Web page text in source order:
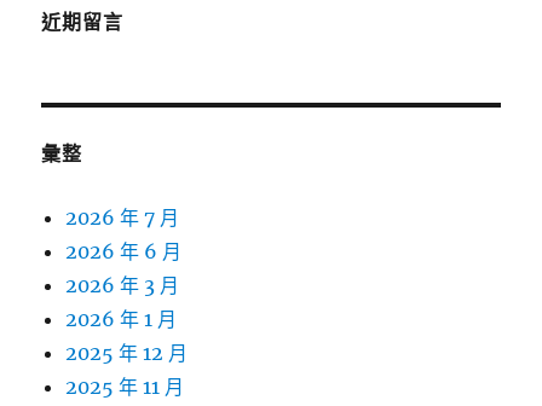
近期留言
彙整
2026 年 7 月
2026 年 6 月
2026 年 3 月
2026 年 1 月
2025 年 12 月
2025 年 11 月